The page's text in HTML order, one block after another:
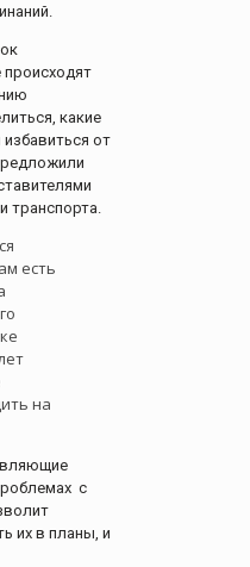
происходят
какие
от
транспорта.
есть
на
с
их в планы, и